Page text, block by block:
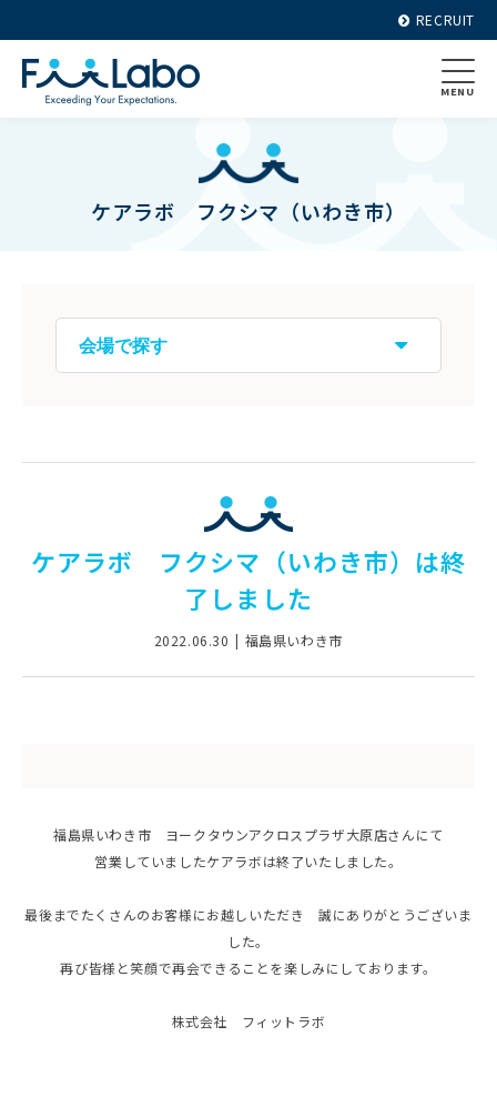
RECRUIT
MENU
ケアラボ フクシマ（いわき市）
ケアラボ フクシマ（いわき市）は終
了しました
2022.06.30 福島県いわき市
福島県いわき市 ヨークタウンアクロスプラザ大原店さんにて
営業していましたケアラボは終了いたしました。
最後までたくさんのお客様にお越しいただき 誠にありがとうございま
した。
再び皆様と笑顔で再会できることを楽しみにしております。
株式会社 フィットラボ